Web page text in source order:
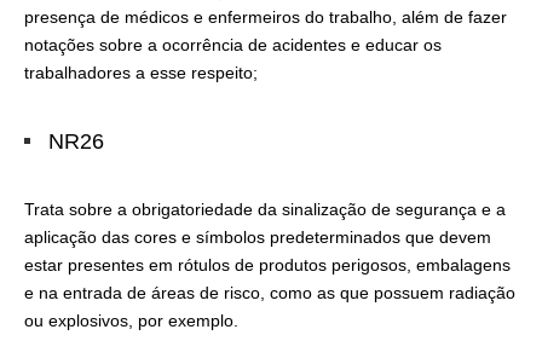
presença de médicos e enfermeiros do trabalho, além de fazer
notações sobre a ocorrência de acidentes e educar os
trabalhadores a esse respeito;
NR26
Trata sobre a obrigatoriedade da sinalização de segurança e a
aplicação das cores e símbolos predeterminados que devem
estar presentes em rótulos de produtos perigosos, embalagens
e na entrada de áreas de risco, como as que possuem radiação
ou explosivos, por exemplo.